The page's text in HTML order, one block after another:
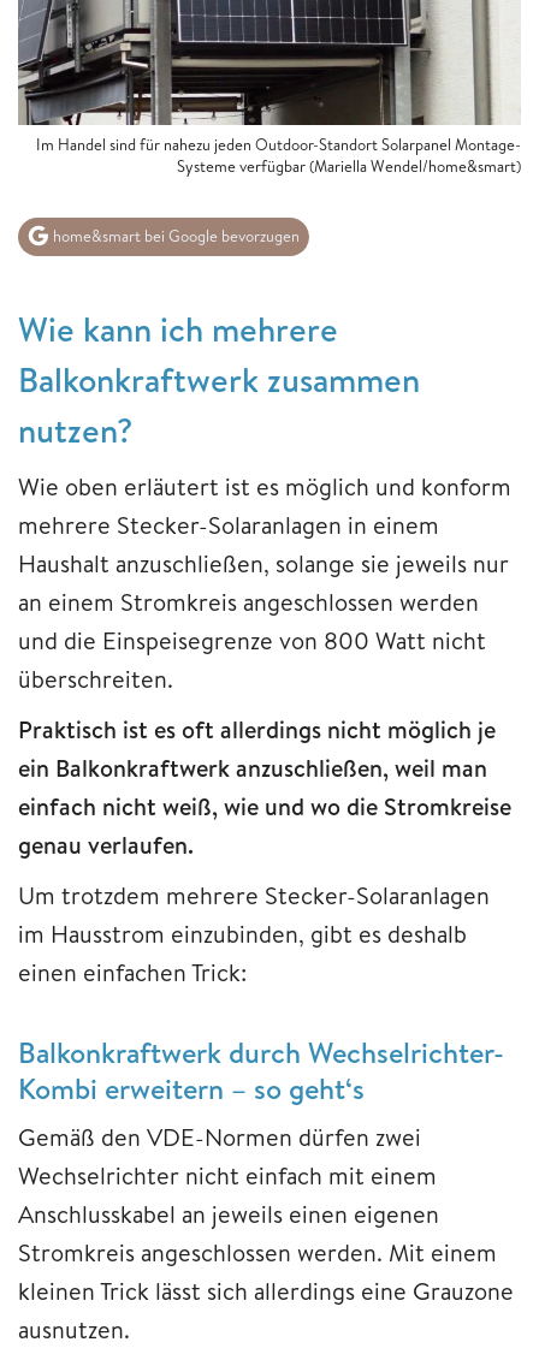
Im Handel sind für nahezu jeden Outdoor-Standort Solarpanel Montage-
Systeme verfügbar (Mariella Wendel/home&smart)
home&smart bei Google bevorzugen
Wie kann ich mehrere
Balkonkraftwerk zusammen
nutzen?
Wie oben erläutert ist es möglich und konform
mehrere Stecker-Solaranlagen in einem
Haushalt anzuschließen, solange sie jeweils nur
an einem Stromkreis angeschlossen werden
und die Einspeisegrenze von 800 Watt nicht
überschreiten.
Praktisch ist es oft allerdings nicht möglich je
ein Balkonkraftwerk anzuschließen, weil man
einfach nicht weiß, wie und wo die Stromkreise
genau verlaufen.
Um trotzdem mehrere Stecker-Solaranlagen
im Hausstrom einzubinden, gibt es deshalb
einen einfachen Trick:
Balkonkraftwerk durch Wechselrichter-
Kombi erweitern – so geht‘s
Gemäß den VDE-Normen dürfen zwei
Wechselrichter nicht einfach mit einem
Anschlusskabel an jeweils einen eigenen
Stromkreis angeschlossen werden. Mit einem
kleinen Trick lässt sich allerdings eine Grauzone
ausnutzen.